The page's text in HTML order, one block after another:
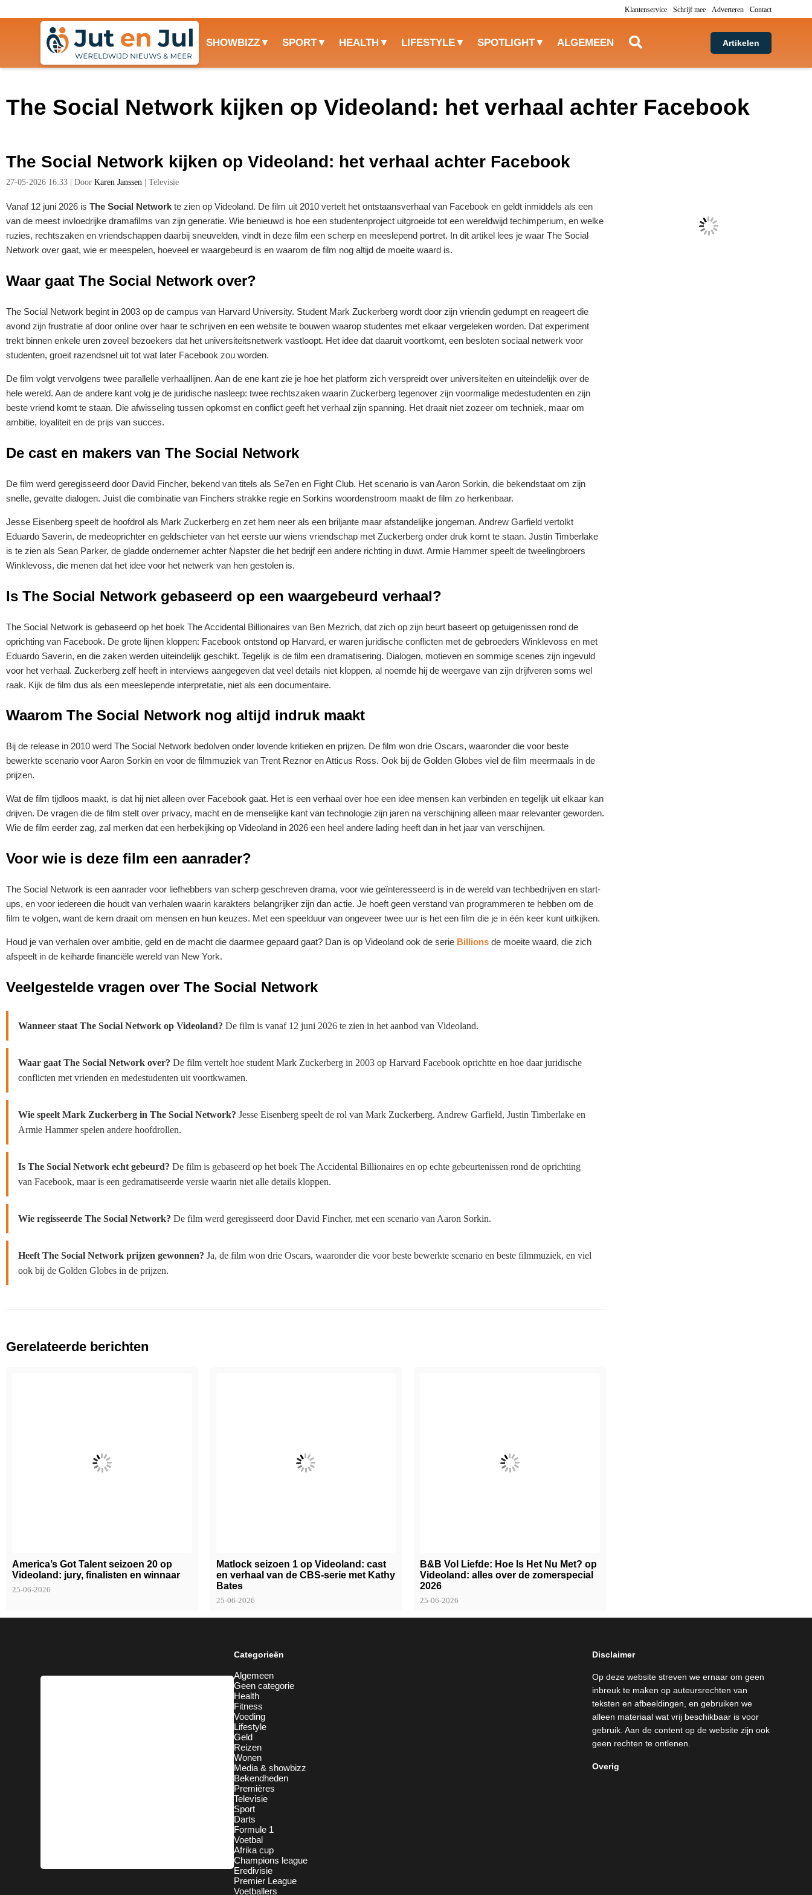
Klantenservice Schrijf mee Adverteren Contact
SHOWBIZZ SPORT HEALTH LIFESTYLE SPOTLIGHT ALGEMEEN Artikelen
The Social Network kijken op Videoland: het verhaal achter Facebook
The Social Network kijken op Videoland: het verhaal achter Facebook
27-05-2026 16:33 Door Karen Janssen Televisie
Vanaf 12 juni 2026 is The Social Network te zien op Videoland. De film uit 2010 vertelt het ontstaansverhaal van Facebook en geldt inmiddels als een
van de meest invloedrijke dramafilms van zijn generatie. Wie benieuwd is hoe een studentenproject uitgroeide tot een wereldwijd techimperium, en welke
ruzies, rechtszaken en vriendschappen daarbij sneuvelden, vindt in deze film een scherp en meeslepend portret. In dit artikel lees je waar The Social
Network over gaat, wie er meespelen, hoeveel er waargebeurd is en waarom de film nog altijd de moeite waard is.
Waar gaat The Social Network over?
The Social Network begint in 2003 op de campus van Harvard University. Student Mark Zuckerberg wordt door zijn vriendin gedumpt en reageert die
avond zijn frustratie af door online over haar te schrijven en een website te bouwen waarop studentes met elkaar vergeleken worden. Dat experiment
trekt binnen enkele uren zoveel bezoekers dat het universiteitsnetwerk vastloopt. Het idee dat daaruit voortkomt, een besloten sociaal netwerk voor
studenten, groeit razendsnel uit tot wat later Facebook zou worden.
De film volgt vervolgens twee parallelle verhaallijnen. Aan de ene kant zie je hoe het platform zich verspreidt over universiteiten en uiteindelijk over de
hele wereld. Aan de andere kant volg je de juridische nasleep: twee rechtszaken waarin Zuckerberg tegenover zijn voormalige medestudenten en zijn
beste vriend komt te staan. Die afwisseling tussen opkomst en conflict geeft het verhaal zijn spanning. Het draait niet zozeer om techniek, maar om
ambitie, loyaliteit en de prijs van succes.
De cast en makers van The Social Network
De film werd geregisseerd door David Fincher, bekend van titels als Se7en en Fight Club. Het scenario is van Aaron Sorkin, die bekendstaat om zijn
snelle, gevatte dialogen. Juist die combinatie van Finchers strakke regie en Sorkins woordenstroom maakt de film zo herkenbaar.
Jesse Eisenberg speelt de hoofdrol als Mark Zuckerberg en zet hem neer als een briljante maar afstandelijke jongeman. Andrew Garfield vertolkt
Eduardo Saverin, de medeoprichter en geldschieter van het eerste uur wiens vriendschap met Zuckerberg onder druk komt te staan. Justin Timberlake
is te zien als Sean Parker, de gladde ondernemer achter Napster die het bedrijf een andere richting in duwt. Armie Hammer speelt de tweelingbroers
Winklevoss, die menen dat het idee voor het netwerk van hen gestolen is.
Is The Social Network gebaseerd op een waargebeurd verhaal?
The Social Network is gebaseerd op het boek The Accidental Billionaires van Ben Mezrich, dat zich op zijn beurt baseert op getuigenissen rond de
oprichting van Facebook. De grote lijnen kloppen: Facebook ontstond op Harvard, er waren juridische conflicten met de gebroeders Winklevoss en met
Eduardo Saverin, en die zaken werden uiteindelijk geschikt. Tegelijk is de film een dramatisering. Dialogen, motieven en sommige scenes zijn ingevuld
voor het verhaal. Zuckerberg zelf heeft in interviews aangegeven dat veel details niet kloppen, al noemde hij de weergave van zijn drijfveren soms wel
raak. Kijk de film dus als een meeslepende interpretatie, niet als een documentaire.
Waarom The Social Network nog altijd indruk maakt
Bij de release in 2010 werd The Social Network bedolven onder lovende kritieken en prijzen. De film won drie Oscars, waaronder die voor beste
bewerkte scenario voor Aaron Sorkin en voor de filmmuziek van Trent Reznor en Atticus Ross. Ook bij de Golden Globes viel de film meermaals in de
prijzen.
Wat de film tijdloos maakt, is dat hij niet alleen over Facebook gaat. Het is een verhaal over hoe een idee mensen kan verbinden en tegelijk uit elkaar kan
drijven. De vragen die de film stelt over privacy, macht en de menselijke kant van technologie zijn jaren na verschijning alleen maar relevanter geworden.
Wie de film eerder zag, zal merken dat een herbekijking op Videoland in 2026 een heel andere lading heeft dan in het jaar van verschijnen.
Voor wie is deze film een aanrader?
The Social Network is een aanrader voor liefhebbers van scherp geschreven drama, voor wie geïnteresseerd is in de wereld van techbedrijven en start-
ups, en voor iedereen die houdt van verhalen waarin karakters belangrijker zijn dan actie. Je hoeft geen verstand van programmeren te hebben om de
film te volgen, want de kern draait om mensen en hun keuzes. Met een speelduur van ongeveer twee uur is het een film die je in één keer kunt uitkijken.
Houd je van verhalen over ambitie, geld en de macht die daarmee gepaard gaat? Dan is op Videoland ook de serie Billions de moeite waard, die zich
afspeelt in de keiharde financiële wereld van New York.
Veelgestelde vragen over The Social Network
Wanneer staat The Social Network op Videoland? De film is vanaf 12 juni 2026 te zien in het aanbod van Videoland.
Waar gaat The Social Network over? De film vertelt hoe student Mark Zuckerberg in 2003 op Harvard Facebook oprichtte en hoe daar juridische
conflicten met vrienden en medestudenten uit voortkwamen.
Wie speelt Mark Zuckerberg in The Social Network? Jesse Eisenberg speelt de rol van Mark Zuckerberg. Andrew Garfield, Justin Timberlake en
Armie Hammer spelen andere hoofdrollen.
Is The Social Network echt gebeurd? De film is gebaseerd op het boek The Accidental Billionaires en op echte gebeurtenissen rond de oprichting
van Facebook, maar is een gedramatiseerde versie waarin niet alle details kloppen.
Wie regisseerde The Social Network? De film werd geregisseerd door David Fincher, met een scenario van Aaron Sorkin.
Heeft The Social Network prijzen gewonnen? Ja, de film won drie Oscars, waaronder die voor beste bewerkte scenario en beste filmmuziek, en viel
ook bij de Golden Globes in de prijzen.
Gerelateerde berichten
America’s Got Talent seizoen 20 op
Videoland: jury, finalisten en winnaar
25-06-2026
Matlock seizoen 1 op Videoland: cast
en verhaal van de CBS-serie met Kathy
Bates
25-06-2026
B&B Vol Liefde: Hoe Is Het Nu Met? op
Videoland: alles over de zomerspecial
2026
25-06-2026
Categorieën
Algemeen
Geen categorie
Health
Fitness
Voeding
Lifestyle
Geld
Reizen
Wonen
Media & showbizz
Bekendheden
Premières
Televisie
Sport
Darts
Formule 1
Voetbal
Afrika cup
Champions league
Eredivisie
Premier League
Voetballers
Disclaimer
Op deze website streven we ernaar om geen
inbreuk te maken op auteursrechten van
teksten en afbeeldingen, en gebruiken we
alleen materiaal wat vrij beschikbaar is voor
gebruik. Aan de content op de website zijn ook
geen rechten te ontlenen.
Overig